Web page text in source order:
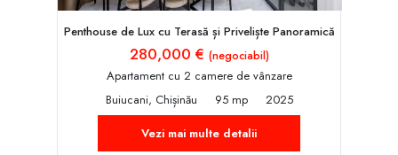
Penthouse de Lux cu Terasă și Priveliște Panoramică
280,000 € (negociabil)
Apartament cu 2 camere de vânzare
Buiucani, Chișinău
95 mp
2025
Vezi mai multe detalii